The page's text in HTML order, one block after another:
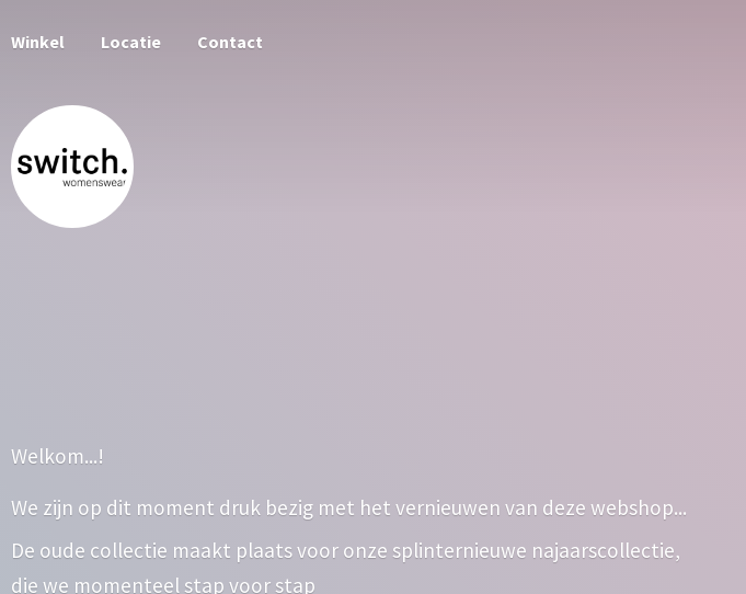
Winkel Locatie Contact
Welkom...!
We zijn op dit moment druk bezig met het vernieuwen van deze webshop...
De oude collectie maakt plaats voor onze splinternieuwe najaarscollectie,
die we momenteel stap voor stap